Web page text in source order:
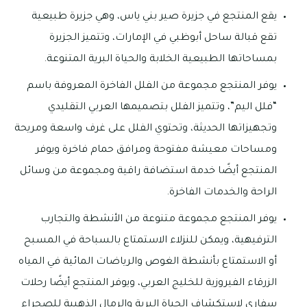
يقع المنتجع في جزيرة صير بني ياس، وهي جزيرة طبيعية
تقع قبالة ساحل أبوظبي في الإمارات، وتتميز الجزيرة
بمساحاتها الطبيعية الخلابة والحياة البرية المتنوعة.
يوفر المنتجع مجموعة من الفلل الفاخرة المعروفة باسم
“فلل اليم”، وتتميز الفلل بتصميمها العربي التقليدي
وتجهيزاتها الحديثة، وتحتوي الفلل على غرف واسعة ومريحة
ومساحات معيشة مفتوحة ومرافق حمام فاخرة ويوفر
المنتجع أيضًا خدمة استضافة راقية ومجموعة من وسائل
الراحة والخدمات الفاخرة.
يوفر المنتجع مجموعة متنوعة من الأنشطة والتجارب
الترفيهية، ويمكن للنزلاء الاستمتاع بالسباحة في المسبح
أو الاستمتاع بأنشطة الغوص والرياضات المائية في المياه
الزرقاء الفيروزية للخليج العربي، ويوفر المنتجع أيضًا رحلات